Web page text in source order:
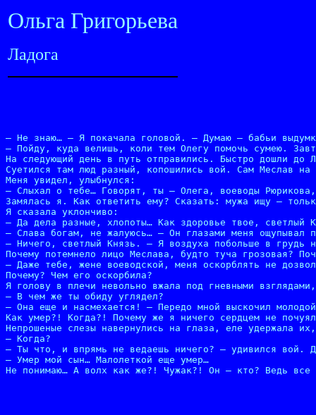
Ольга Григорьева
Ладога
– Не знаю… – Я покачала головой. – Думаю – бабьи
– Пойду, куда велишь, коли тем Олегу помочь сумею.
На следующий день в путь отправились. Быстро дошли
Суетился там люд разный, копошились вой. Сам Меслав
Меня увидел, улыбнулся:
– Слыхал о тебе… Говорят, ты – Олега, воеводы
Замялась я. Как ответить ему? Сказать: мужа ищу –
Я сказала уклончиво:
– Да дела разные, хлопоты… Как здоровье твое, светлый
– Слава богам, не жалуюсь… – Он глазами меня ощупывал
– Ничего, светлый Князь. – Я воздуха побольше в грудь
Почему потемнело лицо Меслава, будто туча грозовая?
– Даже тебе, жене воеводской, меня оскорблять не
Почему? Чем его оскорбила?
Я голову в плечи невольно вжала под гневными
– В чем же ты обиду углядел?
– Она еще и насмехается! – Передо мной выскочил
Как умер?! Когда?! Почему же я ничего сердцем не
Непрошеные слезы навернулись на глаза, еле удержала
– Когда?
– Ты что, и впрямь не ведаешь ничего? – удивился вой.
– Умер мой сын… Малолеткой еще умер…
Не понимаю… А волх как же?! Чужак?! Он – кто? Ведь все